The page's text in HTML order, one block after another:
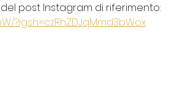
post Instagram di riferimento:
?igsh=czRhZDJqMmd3bWox